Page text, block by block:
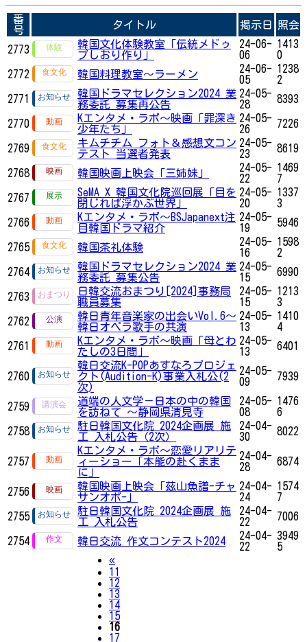
番
号
タイトル 掲示日 照会
2773
韓国文化体験教室「伝統メドゥ
プしおり作り」
24-06-
06
1413
0
2772
韓国料理教室～ラーメン
24-06-
05
1238
2
2771
韓国ドラマセレクション2024 業
務委託 募集再公告
24-05-
28
8393
2770
Kエンタメ・ラボ～映画「罪深き
少年たち」
24-05-
26
7226
2769
キムチチム フォト＆感想文コン
テスト 当選者発表
24-05-
23
8619
2768 韓国映画上映会「三姉妹」
24-05-
22
1469
7
2767
SeMA X 韓国文化院巡回展「目を
閉じれば浮かぶ世界」
24-05-
20
1337
3
2766
Kエンタメ・ラボ～BSJapanext注
目韓国ドラマ紹介
24-05-
19
5946
2765 韓国茶礼体験
24-05-
16
1598
2
2764
韓国ドラマセレクション2024 業
務委託 募集公告
24-05-
15
6990
2763
日韓交流おまつり[2024]事務局
職員募集
24-05-
15
1213
3
2762
韓日青年音楽家の出会いVol.6～
韓日オペラ歌手の共演
24-05-
13
1410
4
2761
Kエンタメ・ラボ～映画「母とわ
たしの3日間」
24-05-
13
6401
2760
韓日交流K-POPあすなろプロジェ
クト(Audition-K)事業入札公(2
次)
24-05-
09
7939
2759
道端の人文学－日本の中の韓国
を訪ねて ～静岡県清見寺
24-05-
08
1476
6
2758
駐日韓国文化院 2024企画展 施
工 入札公告（2次）
24-04-
30
8022
2757
Kエンタメ・ラボ～恋愛リアリテ
ィーショー「本能の赴くまま
に」
24-04-
28
6874
2756
韓国映画上映会「茲山魚譜-チャ
サンオボ-」
24-04-
24
1574
7
2755
駐日韓国文化院 2024企画展 施
工 入札公告
24-04-
22
7006
2754 韓日交流 作文コンテスト2024
24-04-
22
3949
5
«Previous
11
12
13
14
15
16
17